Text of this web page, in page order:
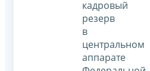
кадровый
резерв
в
центральном
аппарате